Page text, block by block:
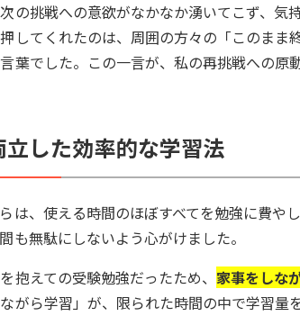
の挑戦への意欲がなかなか湧いてこず、気
してくれたのは、周囲の方々の「このまま
葉でした。この一言が、私の再挑戦への原
した効率的な学習法
は、使える時間のほぼすべてを勉強に費や
も無駄にしないよう心がけました。
抱えての受験勉強だったため、 家事をしな
がら学習」が、限られた時間の中で学習量